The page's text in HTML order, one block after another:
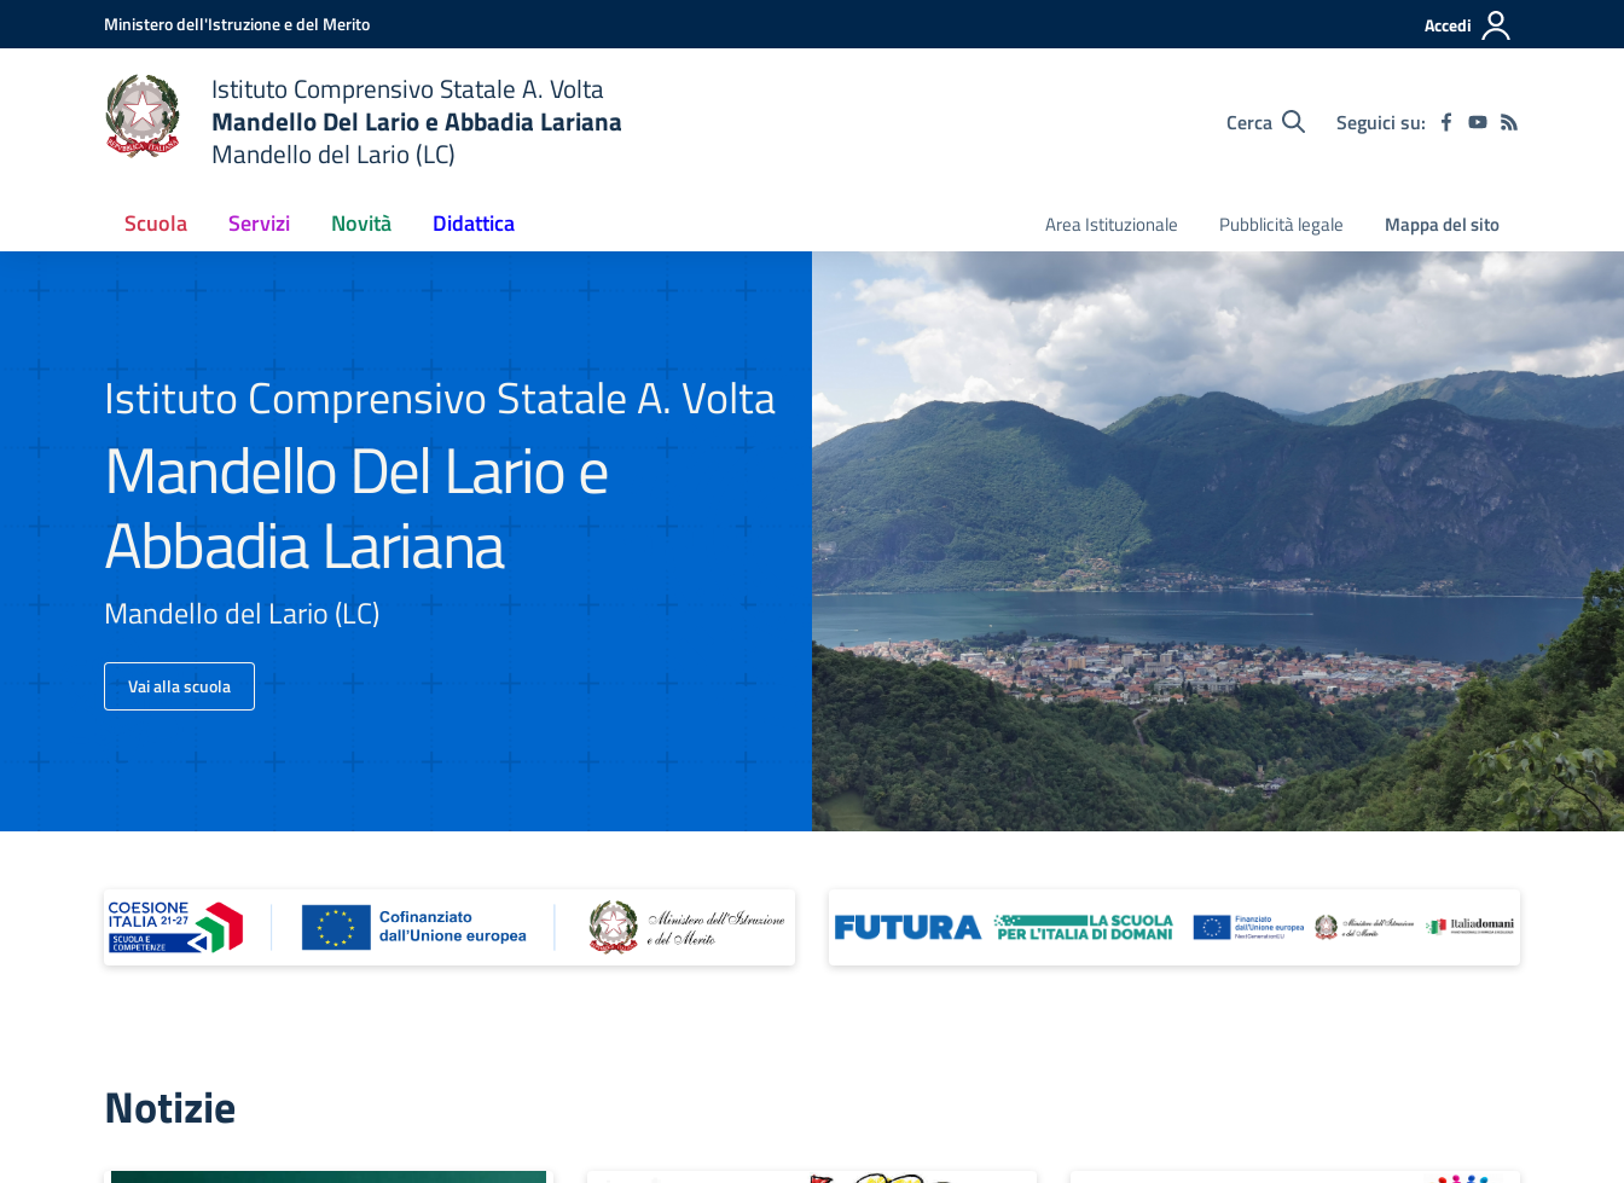
Vai ai contenuti
Vai al menu di navigazioneMinistero dell'Istruzione e del Merito Accedi
Istituto Comprensivo Statale A. Volta
Mandello Del Lario e Abbadia Lariana
Mandello del Lario (LC)
Cerca Seguici su:
Scuola Servizi Novità Didattica Area Istituzionale Pubblicità legale Mappa del sito
Istituto Comprensivo Statale A. Volta
Mandello Del Lario e
Abbadia Lariana
Mandello del Lario (LC)
Vai alla scuola
Notizie